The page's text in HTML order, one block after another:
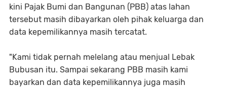
kini Pajak Bumi dan Bangunan (PBB) atas lahan
tersebut masih dibayarkan oleh pihak keluarga dan
data kepemilikannya masih tercatat.
"Kami tidak pernah melelang atau menjual Lebak
Bubusan itu. Sampai sekarang PBB masih kami
bayarkan dan data kepemilikannya juga masih